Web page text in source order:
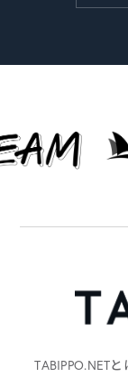
TABIPPO.NETと